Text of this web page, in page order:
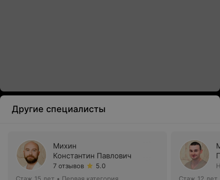
Другие специалисты
Михин
Константин Павлович
7 отзывов
5.0